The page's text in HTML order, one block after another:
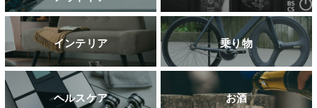
インテリア 乗り物
ヘルスケア お酒